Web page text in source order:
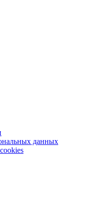
данных